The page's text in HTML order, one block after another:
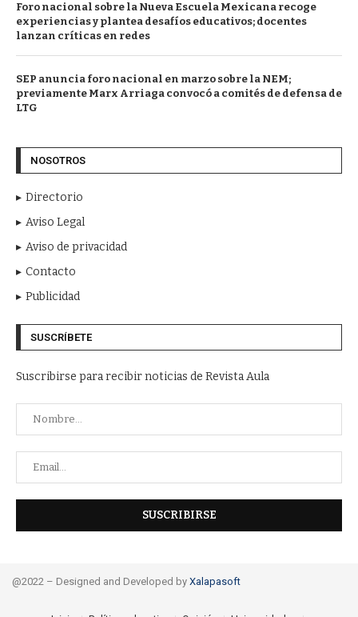
Foro nacional sobre la Nueva Escuela Mexicana recoge
experiencias y plantea desafíos educativos; docentes
lanzan críticas en redes
SEP anuncia foro nacional en marzo sobre la NEM;
previamente Marx Arriaga convocó a comités de defensa de
LTG
NOSOTROS
Directorio
Aviso Legal
Aviso de privacidad
Contacto
Publicidad
SUSCRÍBETE
Suscribirse para recibir noticias de Revista Aula
@2022 – Designed and Developed by Xalapasoft